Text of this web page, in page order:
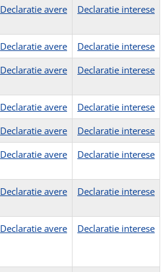
Declaratie avere Declaratie interese
Declaratie avere
Declaratie interese
Declaratie avere Declaratie interese
Declaratie avere
Declaratie interese
Declaratie avere
Declaratie interese
Declaratie avere Declaratie interese
Declaratie avere Declaratie interese
Declaratie avere Declaratie interese